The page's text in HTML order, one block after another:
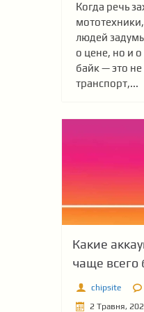
Когда речь
людей
о цене, но и
байк — это не
транспорт,...
Какие
чаще всего
chipsite
2 Травня,